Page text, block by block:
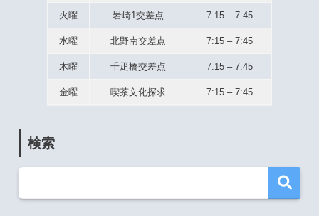
火曜 岩崎1交差点 7:15 – 7:45
水曜 北野南交差点 7:15 – 7:45
木曜 千疋橋交差点 7:15 – 7:45
金曜 喫茶文化探求 7:15 – 7:45
検索